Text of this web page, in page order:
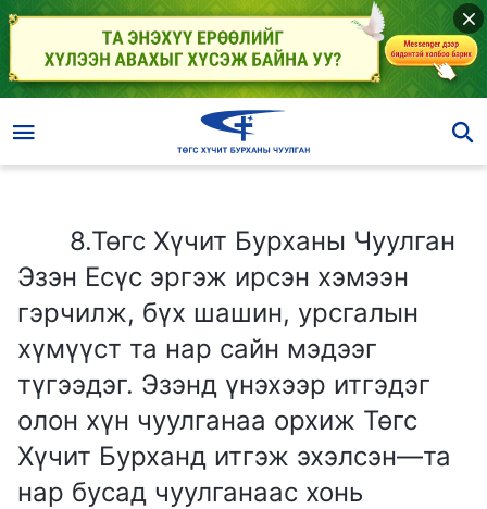
8.Төгс Хүчит Бурханы Чуулган
Эзэн Есүс эргэж ирсэн хэмээн
гэрчилж, бүх шашин, урсгалын
хүмүүст та нар сайн мэдээг
түгээдэг. Эзэнд үнэхээр итгэдэг
олон хүн чуулганаа орхиж Төгс
Хүчит Бурханд итгэж эхэлсэн—та
нар бусад чуулганаас хонь